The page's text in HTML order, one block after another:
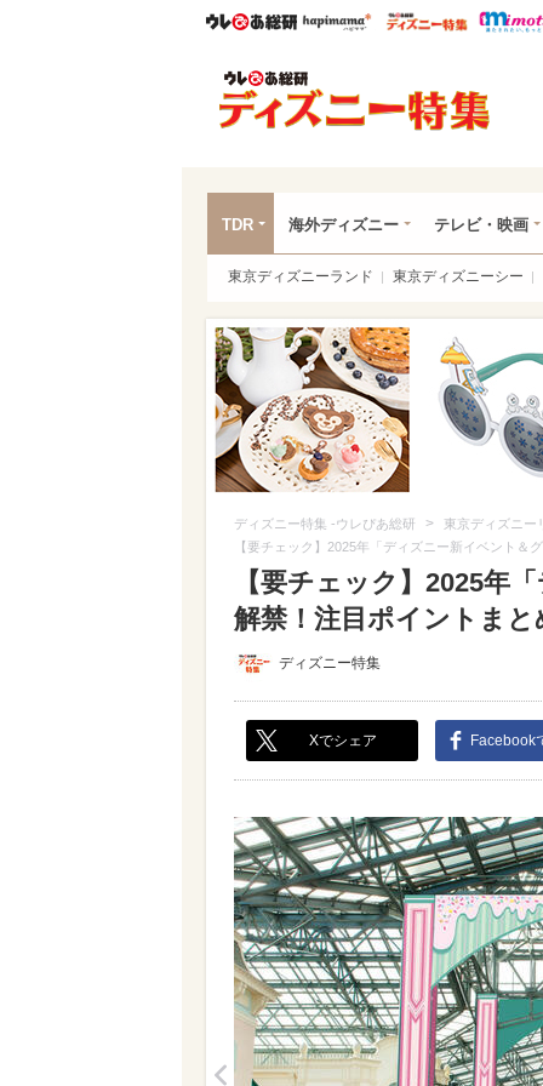
ウレぴあ総研ハピママ*
ウレぴ
TDR 海外ディズニー テレビ・映画
東京ディズニーランド 東京ディズニーシー
ディズニー特集 -ウレぴあ総研 >
東京ディズニー
【要チェック】2025年「ディズニー新イベント＆
【要チェック】2025年
解禁！注目ポイントまと
ディズニー特集
Xでシェア Facebook